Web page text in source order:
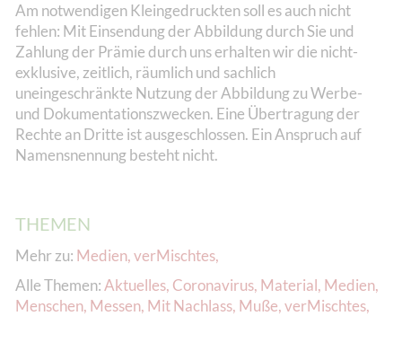
Am notwendigen Kleingedruckten soll es auch nicht
fehlen: Mit Einsendung der Abbildung durch Sie und
Zahlung der Prämie durch uns erhalten wir die nicht-
exklusive, zeitlich, räumlich und sachlich
uneingeschränkte Nutzung der Abbildung zu Werbe-
und Dokumentationszwecken. Eine Übertragung der
Rechte an Dritte ist ausgeschlossen. Ein Anspruch auf
Namensnennung besteht nicht.
THEMEN
Mehr zu: Medien,verMischtes,
Alle Themen:Aktuelles, Coronavirus, Material, Medien,
Menschen, Messen, Mit Nachlass, Muße,verMischtes,